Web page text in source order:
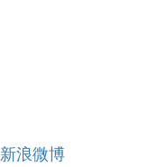
新浪微博